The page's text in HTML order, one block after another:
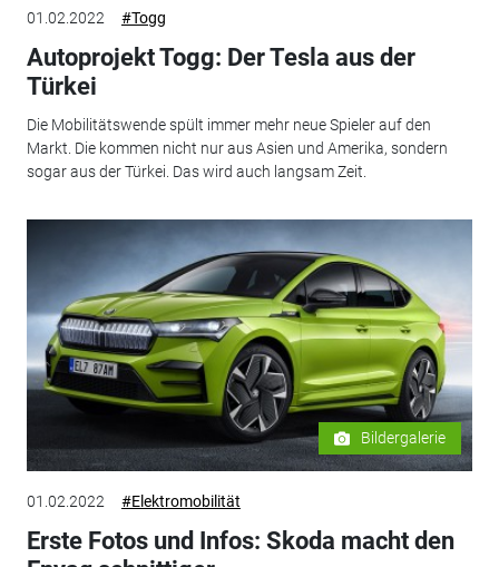
01.02.2022 #Togg
Autoprojekt Togg: Der Tesla aus der
Türkei
Die Mobilitätswende spült immer mehr neue Spieler auf den
Markt. Die kommen nicht nur aus Asien und Amerika, sondern
sogar aus der Türkei. Das wird auch langsam Zeit.
Bildergalerie
01.02.2022 #Elektromobilität
Erste Fotos und Infos: Skoda macht den